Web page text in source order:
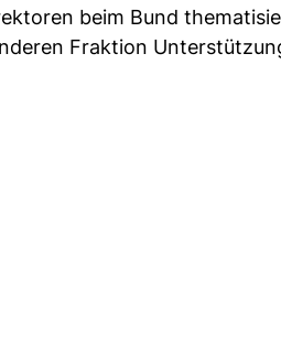
beim Bund
Fraktion